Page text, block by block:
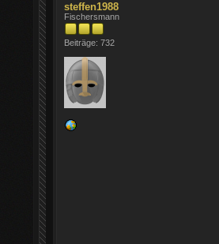
steffen1988
Fischersmann
Beiträge: 732